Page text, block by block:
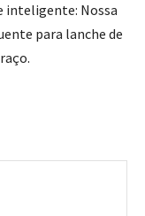
inteligente: Nossa
para lanche de